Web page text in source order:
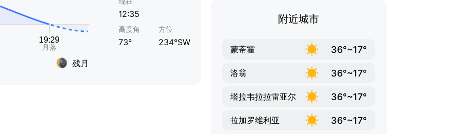
残月
12:35
高度角
73°
方位
234°SW
附近城市
蒙蒂霍 36°~17°
洛翁 36°~17°
塔拉韦拉拉雷亚尔 36°~17°
拉加罗维利亚 36°~17°